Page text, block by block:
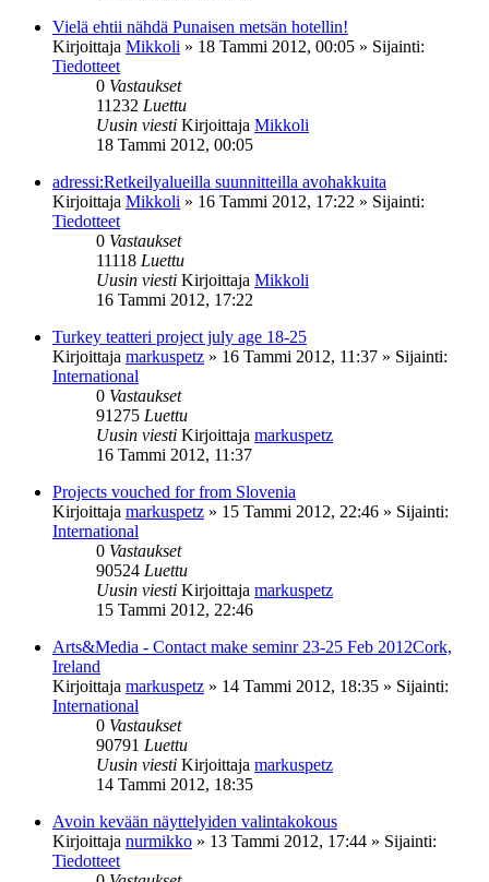
Vielä ehtii nähdä Punaisen metsän hotellin!
Kirjoittaja Mikkoli » 18 Tammi 2012, 00:05 » Sijainti:
Tiedotteet
0 Vastaukset
11232 Luettu
Uusin viesti Kirjoittaja Mikkoli
18 Tammi 2012, 00:05
adressi:Retkeilyalueilla suunnitteilla avohakkuita
Kirjoittaja Mikkoli » 16 Tammi 2012, 17:22 » Sijainti:
Tiedotteet
0 Vastaukset
11118 Luettu
Uusin viesti Kirjoittaja Mikkoli
16 Tammi 2012, 17:22
Turkey teatteri project july age 18-25
Kirjoittaja markuspetz » 16 Tammi 2012, 11:37 » Sijainti:
International
0 Vastaukset
91275 Luettu
Uusin viesti Kirjoittaja markuspetz
16 Tammi 2012, 11:37
Projects vouched for from Slovenia
Kirjoittaja markuspetz » 15 Tammi 2012, 22:46 » Sijainti:
International
0 Vastaukset
90524 Luettu
Uusin viesti Kirjoittaja markuspetz
15 Tammi 2012, 22:46
Arts&Media - Contact make seminr 23-25 Feb 2012Cork,
Ireland
Kirjoittaja markuspetz » 14 Tammi 2012, 18:35 » Sijainti:
International
0 Vastaukset
90791 Luettu
Uusin viesti Kirjoittaja markuspetz
14 Tammi 2012, 18:35
Avoin kevään näyttelyiden valintakokous
Kirjoittaja nurmikko » 13 Tammi 2012, 17:44 » Sijainti:
Tiedotteet